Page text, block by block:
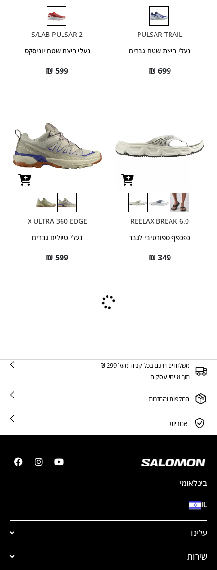
PULSAR TRAIL
נעלי ריצת שטח גברים
₪ 699
S/LAB PULSAR 2
נעלי ריצת שטח יוניסקס
₪ 599
REELAX BREAK 6.0
כפכפף ספורטיבי לגבר
₪ 349
X ULTRA 360 EDGE
נעלי טיולים גברים
₪ 599
משלוחים חינם בכל קניה מעל 299 ₪
תוך 8 ימי עסקים
החלפות והחזרות
אחריות
בינלאומי
IL
עלינו
שירות